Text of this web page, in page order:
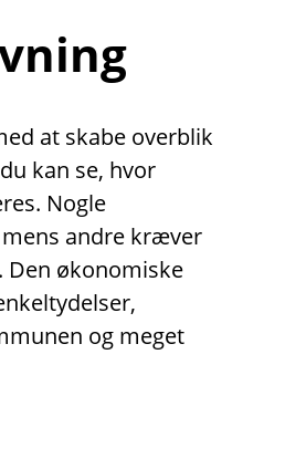
at skabe overblik
kan se, hvor
Nogle
andre kræver
Den økonomiske
og meget